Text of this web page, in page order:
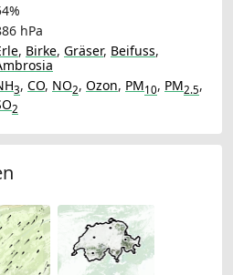
hPa
, Birke, Gräser, Beifuss,
3, CO, NO2, Ozon, PM10, PM2.5,
2